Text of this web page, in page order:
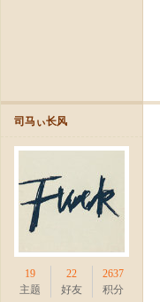
司马ぃ长风
19
主题
22
好友
2637
积分